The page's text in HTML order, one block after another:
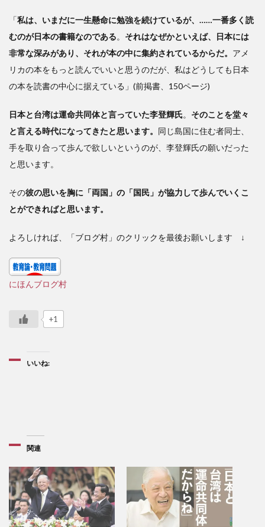
「私は、いまだに一生懸命に勉強を続けているが、……一番多く読
むのが日本の書籍なのである。 それはなぜかといえば、日本には
非常な深みがあり、それが本の中に集約されているからだ。 アメ
リカの本をもっと読んでいいと思うのだが、私はどうしても日本
の本を読書の中心に据えている」(前掲書、150ページ)
日本と台湾は運命共同体と言っていた李登輝氏。 そのことを堂々
と言える時代になってきたと思います。 同じ島国に住む者同士、
手を取り合って歩んで欲しいというのが、李登輝氏の願いだった
と思います。
その彼の思いを胸に「両国」の「国民」が協力して歩んでいくこ
とができればと思います。
よろしければ、「ブログ村」のクリックを最後お願いします ↓
にほんブログ村
+1
いいね:
関連